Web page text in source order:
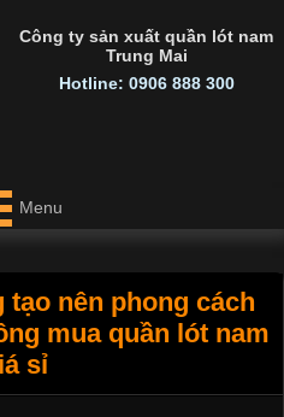
Công ty sản xuất quần lót nam
Trung Mai
Hotline: 0906 888 300
Menu
tạo nên phong cách
mua quần lót nam
sỉ